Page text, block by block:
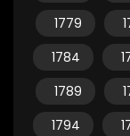
1779
1784
1789
1794